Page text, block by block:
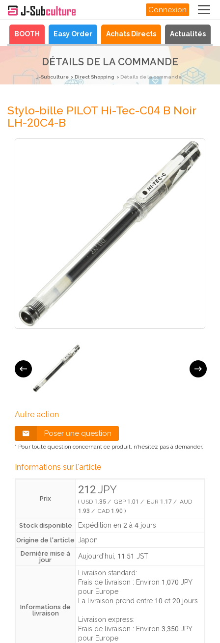
Connexion
BOOTH Easy Order Achats Directs Actualités
DÉTAILS DE LA COMMANDE
J-Subculture Direct Shopping Détails de la commande
Stylo-bille PILOT Hi-Tec-C04 B Noir
LH-20C4-B
Autre action
Poser une question
* Pour toute question concernant ce produit, n’hésitez pas à demander.
Informations sur l'article
Prix
212 JPY
( USD 1.35 / GBP 1.01 / EUR 1.17 / AUD
1.93 / CAD 1.90 )
Stock disponible Expédition en 2 à 4 jours
Origine de l'article Japon
Dernière mise à
jour
Aujourd'hui, 11:51 JST
Informations de
livraison
Livraison standard:
Frais de livraison : Environ 1,070 JPY
pour Europe
La livraison prend entre 10 et 20 jours.
Livraison express:
Frais de livraison : Environ 3,350 JPY
pour Europe